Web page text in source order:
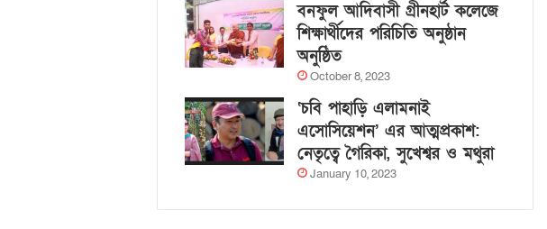
বনফুল আদিবাসী গ্রীনহার্ট কলেজে
শিক্ষার্থীদের পরিচিতি অনুষ্ঠান
অনুষ্ঠিত
October 8, 2023
‘চবি পাহাড়ি এলামনাই
এসোসিয়েশন’ এর আত্মপ্রকাশ:
নেতৃত্বে গৈরিকা, সুখেশ্বর ও মথুরা
January 10, 2023